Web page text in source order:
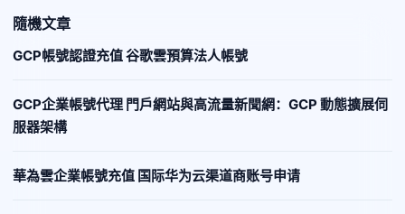
隨機文章
GCP帳號認證充值 谷歌雲預算法人帳號
GCP企業帳號代理 門戶網站與高流量新聞網：GCP 動態擴展伺
服器架構
華為雲企業帳號充值 国际华为云渠道商账号申请